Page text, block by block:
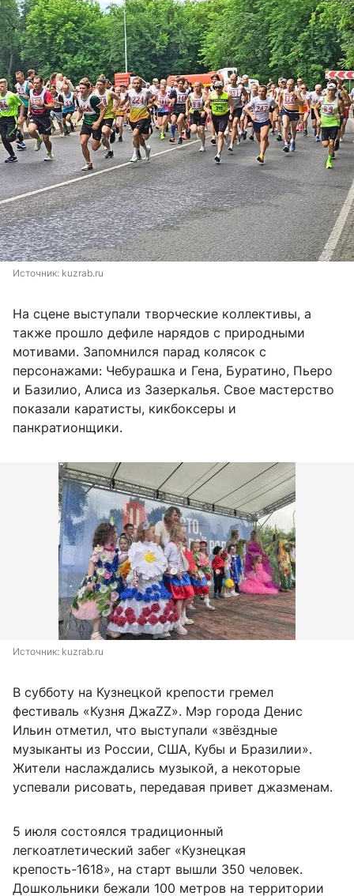
Источник: kuzrab.ru
На сцене выступали творческие коллективы, а
также прошло дефиле нарядов с природными
мотивами. Запомнился парад колясок с
персонажами: Чебурашка и Гена, Буратино, Пьеро
и Базилио, Алиса из Зазеркалья. Свое мастерство
показали каратисты, кикбоксеры и
панкратионщики.
Источник: kuzrab.ru
В субботу на Кузнецкой крепости гремел
фестиваль «Кузня ДжаZZ». Мэр города Денис
Ильин отметил, что выступали «звёздные
музыканты из России, США, Кубы и Бразилии».
Жители наслаждались музыкой, а некоторые
успевали рисовать, передавая привет джазменам.
5 июля состоялся традиционный
легкоатлетический забег «Кузнецкая
крепость-1618», на старт вышли 350 человек.
Дошкольники бежали 100 метров на территории